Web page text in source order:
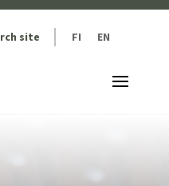
site FI EN